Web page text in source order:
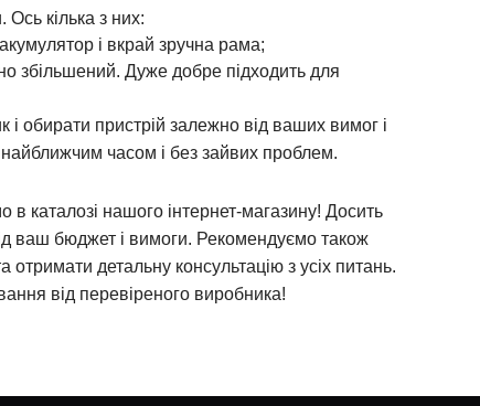
Ось кілька з них:
і вкрай зручна рама;
збільшений. Дуже добре підходить для
і обирати пристрій залежно від ваших вимог і
часом і без зайвих проблем.
каталозі нашого інтернет-магазину! Досить
ваш бюджет і вимоги. Рекомендуємо також
детальну консультацію з усіх питань.
від перевіреного виробника!